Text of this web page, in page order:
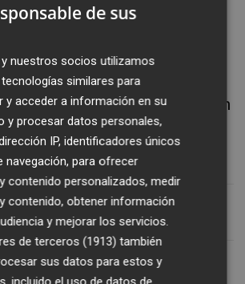
a la dirección del
salud de la Ribera que
a las peticiones de
ha transmitido el sindicato y
más personal. "Esta situación
durante más tiempo", ha
de sus
nuestros socios utilizamos
similares para
y acceder a información en su
y procesar datos personales,
IP, identificadores únicos
navegación, para ofrecer
contenido personalizados, medir
contenido, obtener información
y mejorar los servicios.
de terceros (1913) también
sus datos para estos y